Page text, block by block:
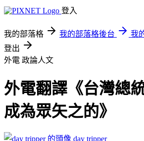
登入
我的部落格 我的部落格後台
我
登出
外電 政論人文
外電翻譯《台灣總
成為眾矢之的》
day tripper